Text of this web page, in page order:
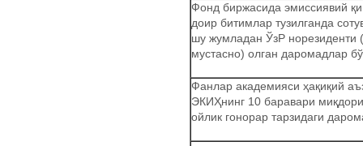
Фонд биржасида эмиссиявий
доир битимлар тузилганда
шу жумладан ЎзР норезиденти
мустасно) олган даромадлар
Фанлар академияси ҳақиқий
ЭКИҲнинг 10 баравари
ойлик гонорар тарзидаги